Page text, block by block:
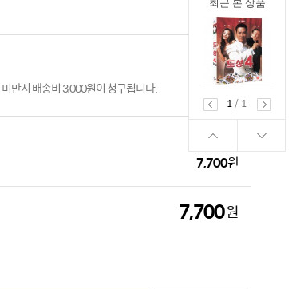
1
/ 1
만시 배송비 3,000원이 청구됩니다.
7,700원
7,700원